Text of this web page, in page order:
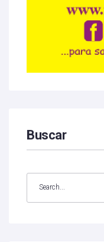
Buscar